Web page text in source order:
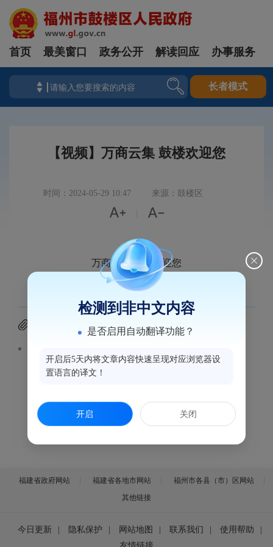
首页 最美窗口 政务公开 解读回应 办事服务
长者模式
【视频】万商云集 鼓楼欢迎您
时间：2024-05-29 10:47 来源：鼓楼区
 
万商云集 鼓楼欢迎您
福建省政府网站 福建省各地市网站
福州市各县（市）区网站
其他链接
今日更新 隐私保护 网站地图 联系我们 使用帮助
检测到非中文内容
是否启用自动翻译功能？
开启后5天内将文章内容快速呈现对应浏览器设
置语言的译文！
开启 关闭